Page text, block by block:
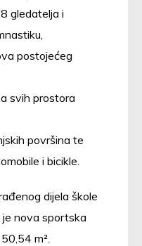
gledatelja i
postojećeg
svih prostora
površina te
i bicikle.
dijela škole
nova sportska
m².